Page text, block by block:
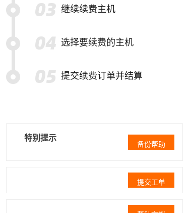
继续续费主机
选择要续费的主机
提交续费订单并结算
特别提示
备份帮助
提交工单